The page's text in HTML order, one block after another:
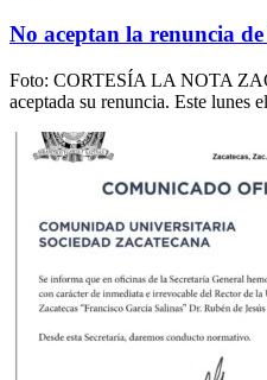
No aceptan la renuncia
Foto: CORTESÍA LA NOTA
aceptada su renuncia. Este